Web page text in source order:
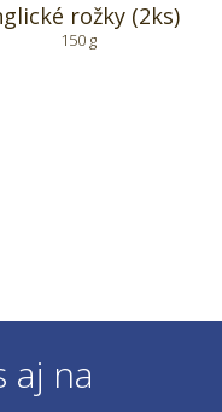
rožky (2ks)
150 g
aj na